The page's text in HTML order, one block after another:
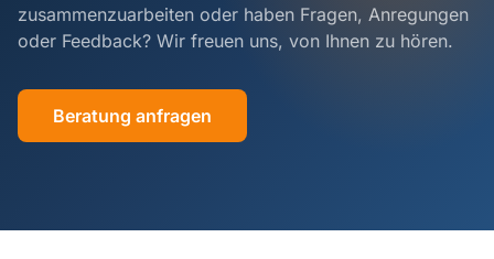
zusammenzuarbeiten oder haben Fragen, Anregungen
oder Feedback? Wir freuen uns, von Ihnen zu hören.
Beratung anfragen